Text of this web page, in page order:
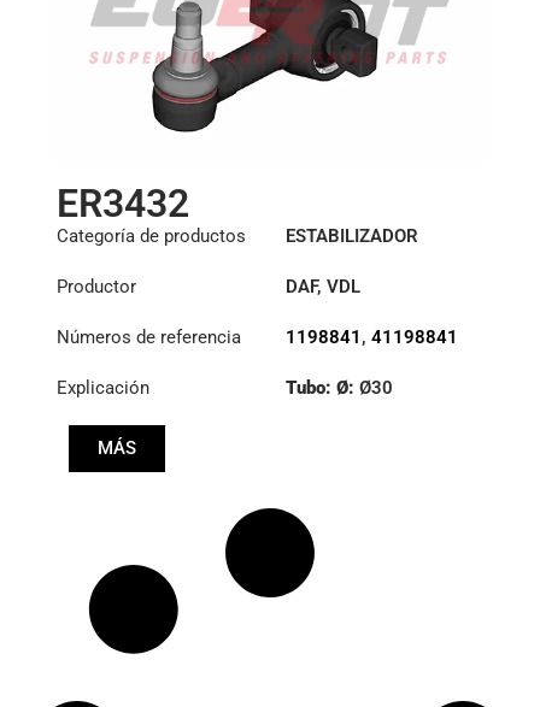
ER3432
Categoría de productos ESTABILIZADOR
Productor DAF, VDL
Números de referencia 1198841 , 41198841
Explicación Tubo: Ø: Ø30
150mm
MÁS